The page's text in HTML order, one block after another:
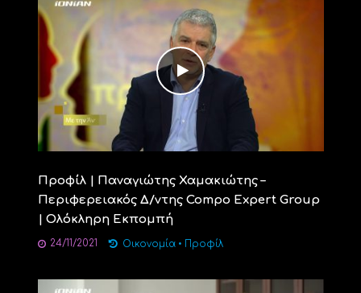
Προφίλ | Παναγιώτης Χαμακιώτης –
Περιφερειακός Δ/ντης Compo Expert Group
| Ολόκληρη Εκπομπή
24/11/2021 Οικονομία • Προφίλ